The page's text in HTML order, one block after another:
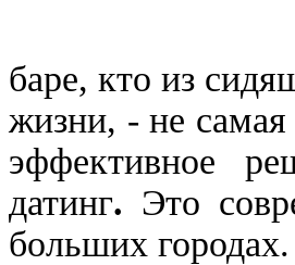
баре, кто из
жизни, - не
эффективное
датинг. Это
больших городах.